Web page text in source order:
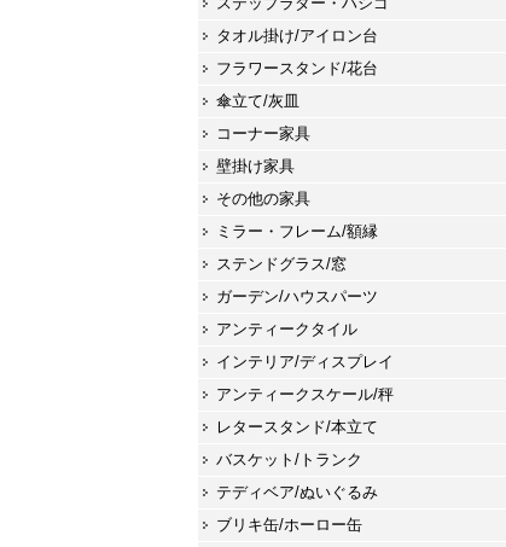
タオル掛け/アイロン台
フラワースタンド/花台
傘立て/灰皿
コーナー家具
壁掛け家具
その他の家具
ミラー・フレーム/額縁
ステンドグラス/窓
ガーデン/ハウスパーツ
アンティークタイル
インテリア/ディスプレイ
アンティークスケール/秤
レタースタンド/本立て
バスケット/トランク
テディベア/ぬいぐるみ
ブリキ缶/ホーロー缶